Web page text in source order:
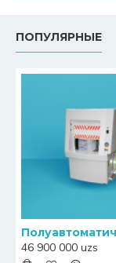
ПОПУЛЯРНЫЕ
46 900 000 uzs